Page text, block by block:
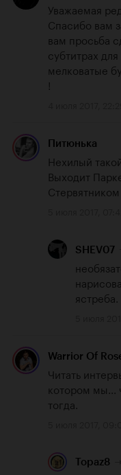
Уважаемая
Спасибо вам
вам просьба
субтитрах
мелковатые
!
Питюнька
Нехилый
Выходит
SHEV07
ястреба.
Warrior Of
Читать
котором мы...
тогда.
Topaz8